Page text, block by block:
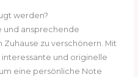
werden?
und ansprechende
zu verschönern. Mit
und originelle
eine persönliche Note